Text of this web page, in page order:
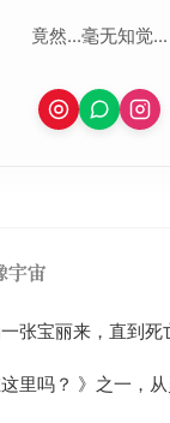
竟然...毫无知觉...
宇宙
张宝丽来，直到死
这里吗？ 》之一，